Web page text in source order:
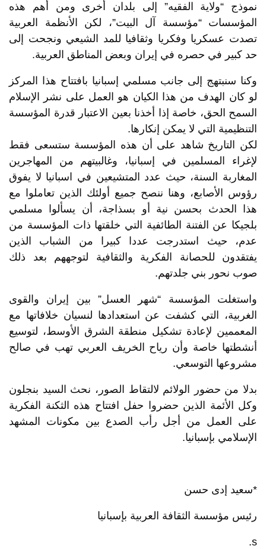
نموذج “ولاية الفقيه” إلى بلدان أخرى ومن أهم هذه
المؤسسات “مؤسسة آل البيت”، لكن الأنظمة العربية
تصدت عسكريا وفكريا وثقافيا للمد الشيعي ونجحت إلى
حد كبير في حصره في إيران وبعض المناطق العربية.
وكنا سنبتهج إلى جانب مسلمي إسبانيا بافتتاح هذا المركز
لو كان الهدف من هذا الكيان هو العمل على نشر الإسلام
السمح الحق، خاصة إذا أخذنا بعين الاعتبار قدرة المؤسسة
التنظيمية التي لا يمكن إنكارها.
لكن التاريخ شاهد على أن هذه المؤسسة ستسعى فقط
لإغراء المسلمين في إسبانيا، وغالبيتهم من المهاجرين
المغاربة السنة، حيث عدد المتشيعين في اسبانيا لا يفوق
رؤوس الأصابع، وهنا ننصح جميع أولئك الذين تعاملوا مع
هذا الحدث بحسن نية أو بسذاجة، أن يسألوا مسلمي
بلجيكا عن الفتنة الطائفية التي خلقتها ذات المؤسسة من
عدم، حيث استدرجت عددا كبيرا من الشباب الذين
يفتقدون للحصانة الفكرية والثقافية لتوجههم بعد ذلك
صوب نحور بني جلدتهم.
واستغلت المؤسسة “شهر العسل” بين إيران والقوى
الغربية، التي كشفت عن استعدادها لنسيان خلافاتها مع
المعممين لإعادة تشكيل منطقة الشرق الأوسط، لتوسيع
أنشطتها خاصة وأن رياح الخريف العربي تهب في صالح
مشروعها التوسعي.
بدلا من حضور الولائم لالتقاط الصور، نحث السيد بنجلون
وكل الأئمة الذين حضروا حفل افتتاح هذه الثكنة الفكرية
على العمل من أجل رأب الصدع بين مكونات المشهد
الإسلامي بإسبانيا.
*سعيد إدى حسن
رئيس مؤسسة الثقافة العربية بإسبانيا
s.